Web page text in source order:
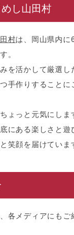
し山田村
村は、岡山県内に
。
を活かして厳選し
手作りすることに
ょっと元気にしま
にある楽しさと遊
笑顔を届けていま
各メディアにもご